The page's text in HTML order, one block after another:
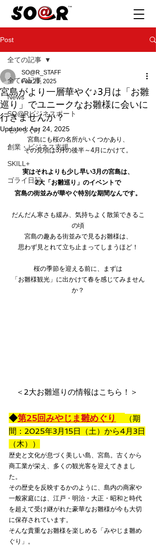
Post
全ての記事
News
SO@Rビジネスポート
モノづくり
創業・ビジネス支援
SKILL+
ゴライ日記
全ての記事
宮島がより一層華やぐ♪3月は「お雛
巡り」でユニークなお雛様に会いに
行きませんか？
SO@R_STAFF
Feb 21, 2025
Updated:Apr 24, 2025
宮島にも桜の名所がいくつかあり、
その見頃は3月の後半～4月にかけて。
実はそれよりも少し早い3月の宮島は、
2大「お雛巡り」のイベントで
宮島の街並みが華やぐ特別な期間なんです。
だんだん寒さも緩み、気持ちよく散策できるこ
の頃
宮島の趣ある街並みで見るお雛様は、
思わず見とれて立ち止まってしまうほど！
桜の季節を迎える前に、まずは
「お雛様観光」に出かけて春を感じてみません
か？
＜2大お雛巡りの情報はこちら！＞
◆第25回みやじま雛めぐり
（期
間：2025年3月15日（土）から4月3日
（木））
歴史と文化が息づく美しい島、宮島。古くから
商工業が栄え、多くの観光客を迎えてきまし
た。
その歴史を反映するかのように、島内の商家や
一般家庭には、江戸・明治・大正・昭和と時代
を超えて受け継がれた豪華なお雛様が今も大切
に保存されています。
そんな貴重なお雛様を楽しめる「みやじま雛め
ぐり」。